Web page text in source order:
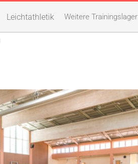
Leichtathletik Weitere Trainingslager